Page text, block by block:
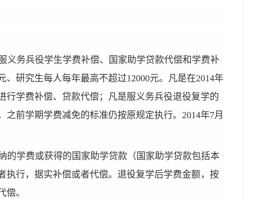
义务兵役学生学费补偿、国家助学贷款代偿和学费补
、研究生每人每年最高不超过12000元。凡是在2014年
行学费补偿、贷款代偿；凡是服义务兵役退役复学的
前学期学费减免的标准仍按原规定执行。2014年7月
的学费或获得的国家助学贷款（国家助学贷款包括本
行，据实补偿或者代偿。退役复学后学费金额，按
。